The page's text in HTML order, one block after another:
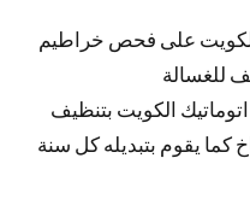
على فحص خراطيم
للغسالة
الكويت بتنظيف
كما يقوم بتبديله كل سنة